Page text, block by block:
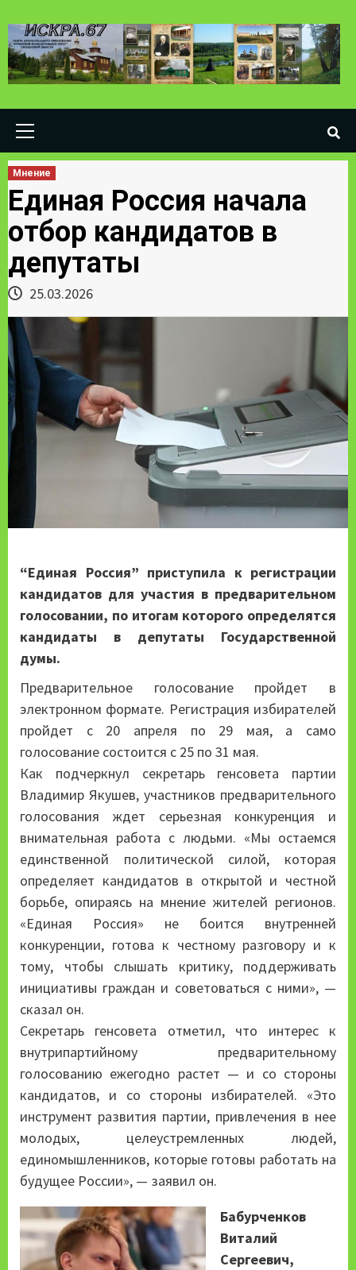
to
content
Мнение
Единая Россия начала
отбор кандидатов в
депутаты
25.03.2026
“Единая Россия” приступила к регистрации
кандидатов для участия в предварительном
голосовании, по итогам которого определятся
кандидаты в депутаты Государственной
думы.
Предварительное голосование пройдет в
электронном формате. Регистрация избирателей
пройдет с 20 апреля по 29 мая, а само
голосование состоится с 25 по 31 мая.
Как подчеркнул секретарь генсовета партии
Владимир Якушев, участников предварительного
голосования ждет серьезная конкуренция и
внимательная работа с людьми. «Мы остаемся
единственной политической силой, которая
определяет кандидатов в открытой и честной
борьбе, опираясь на мнение жителей регионов.
«Единая Россия» не боится внутренней
конкуренции, готова к честному разговору и к
тому, чтобы слышать критику, поддерживать
инициативы граждан и советоваться с ними», —
сказал он.
Секретарь генсовета отметил, что интерес к
внутрипартийному предварительному
голосованию ежегодно растет — и со стороны
кандидатов, и со стороны избирателей. «Это
инструмент развития партии, привлечения в нее
молодых, целеустремленных людей,
единомышленников, которые готовы работать на
будущее России», — заявил он.
Бабурченков
Виталий
Сергеевич,